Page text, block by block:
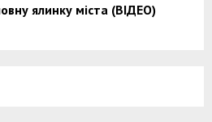
ялинку міста (ВІДЕО)